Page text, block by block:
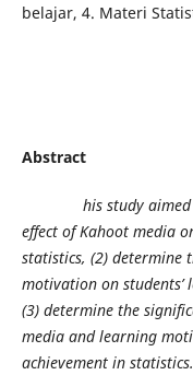
belajar, 4. Materi
Abstract
his study
effect of Kahoot media
statistics, (2) determine
motivation on students’
(3) determine the
media and learning
achievement in